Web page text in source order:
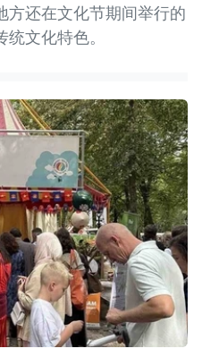
方还在文化节期间举行的
文化特色。